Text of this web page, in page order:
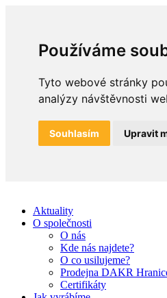
Používáme
Tyto webové stránky
analýzy návštěvnosti
Souhlasím Upravit
Aktuality
O společnosti
O nás
Kde nás najdete?
O co usilujeme?
Prodejna DAKR
Certifikáty